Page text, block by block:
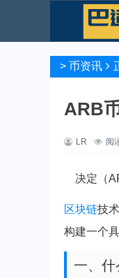
> 币资讯
ARB
LR 阅
决定（
区块链技
构建一个
一、什